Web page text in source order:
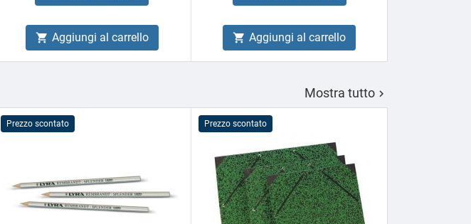
 Aggiungi al carrello  Aggiungi al carrello
Mostra tutto 
Prezzo scontato Prezzo scontato